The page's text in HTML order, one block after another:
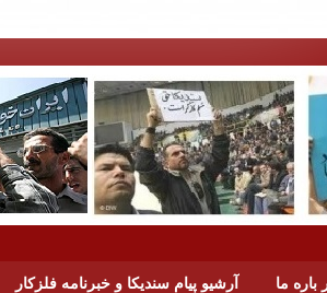
آرشیو پیام سندیکا و خبرنامه فلزکار باره ما